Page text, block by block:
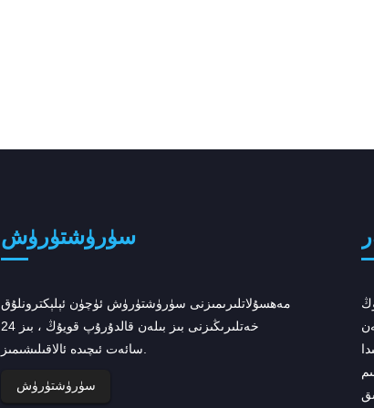
سۈرۈشتۈرۈش
مەھسۇلاتلىرىمىزنى سۈرۈشتۈرۈش ئۈچۈن ئېلېكترونلۇق
خەتلىرىڭىزنى بىز بىلەن قالدۇرۇپ قويۇڭ ، بىز 24
سائەت ئىچىدە ئالاقىلىشىمىز.
سۈرۈشتۈرۈش
AstraZeneca ...
سەيشەنبە كۈنى ئامېرىكا ۋە ياۋروپا
نازارەت قىلىپ باشقۇرۇش تارماقلىرى زەھەرلىك
قىلغاندىن كېيىن ، AstraZeneca ئۆسمە كېسەللىكلىرى
7 چوڭ